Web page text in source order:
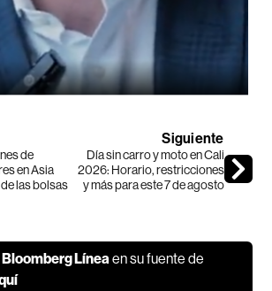
de
en Asia
las bolsas
Siguiente
Día sin carro y moto en Cali
2026: Horario, restricciones
y más para este 7 de agosto
Bloomberg Línea en su fuente de